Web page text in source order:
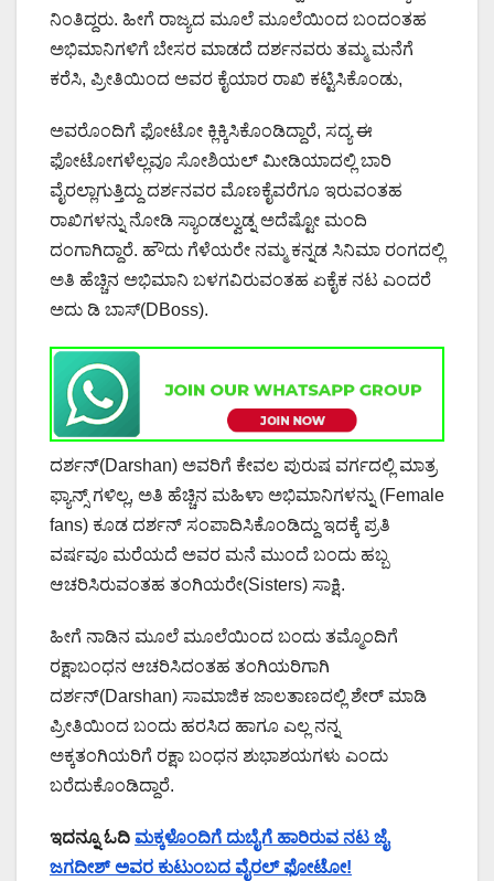
ನಿಂತಿದ್ದರು. ಹೀಗೆ ರಾಜ್ಯದ ಮೂಲೆ ಮೂಲೆಯಿಂದ ಬಂದಂತಹ
ಅಭಿಮಾನಿಗಳಿಗೆ ಬೇಸರ ಮಾಡದೆ ದರ್ಶನವರು ತಮ್ಮ ಮನೆಗೆ
ಕರೆಸಿ, ಪ್ರೀತಿಯಿಂದ ಅವರ ಕೈಯಾರ ರಾಖಿ ಕಟ್ಟಿಸಿಕೊಂಡು,
ಅವರೊಂದಿಗೆ ಫೋಟೋ ಕ್ಲಿಕ್ಕಿಸಿಕೊಂಡಿದ್ದಾರೆ, ಸದ್ಯ ಈ
ಫೋಟೋಗಳೆಲ್ಲವೂ ಸೋಶಿಯಲ್ ಮೀಡಿಯಾದಲ್ಲಿ ಬಾರಿ
ವೈರಲ್ಲಾಗುತ್ತಿದ್ದು ದರ್ಶನವರ ಮೊಣಕೈವರೆಗೂ ಇರುವಂತಹ
ರಾಖಿಗಳನ್ನು ನೋಡಿ ಸ್ಯಾಂಡಲ್ವುಡ್ನ ಅದೆಷ್ಟೋ ಮಂದಿ
ದಂಗಾಗಿದ್ದಾರೆ. ಹೌದು ಗೆಳೆಯರೇ ನಮ್ಮ ಕನ್ನಡ ಸಿನಿಮಾ ರಂಗದಲ್ಲಿ
ಅತಿ ಹೆಚ್ಚಿನ ಅಭಿಮಾನಿ ಬಳಗವಿರುವಂತಹ ಏಕೈಕ ನಟ ಎಂದರೆ
ಅದು ಡಿ ಬಾಸ್(DBoss).
ದರ್ಶನ್(Darshan) ಅವರಿಗೆ ಕೇವಲ ಪುರುಷ ವರ್ಗದಲ್ಲಿ ಮಾತ್ರ
ಫ್ಯಾನ್ಸ್ ಗಳಿಲ್ಲ, ಅತಿ ಹೆಚ್ಚಿನ ಮಹಿಳಾ ಅಭಿಮಾನಿಗಳನ್ನು (Female
fans) ಕೂಡ ದರ್ಶನ್ ಸಂಪಾದಿಸಿಕೊಂಡಿದ್ದು ಇದಕ್ಕೆ ಪ್ರತಿ
ವರ್ಷವೂ ಮರೆಯದೆ ಅವರ ಮನೆ ಮುಂದೆ ಬಂದು ಹಬ್ಬ
ಆಚರಿಸಿರುವಂತಹ ತಂಗಿಯರೇ(Sisters) ಸಾಕ್ಷಿ.
ಹೀಗೆ ನಾಡಿನ ಮೂಲೆ ಮೂಲೆಯಿಂದ ಬಂದು ತಮ್ಮೊಂದಿಗೆ
ರಕ್ಷಾಬಂಧನ ಆಚರಿಸಿದಂತಹ ತಂಗಿಯರಿಗಾಗಿ
ದರ್ಶನ್(Darshan) ಸಾಮಾಜಿಕ ಜಾಲತಾಣದಲ್ಲಿ ಶೇರ್ ಮಾಡಿ
ಪ್ರೀತಿಯಿಂದ ಬಂದು ಹರಸಿದ ಹಾಗೂ ಎಲ್ಲ ನನ್ನ
ಅಕ್ಕತಂಗಿಯರಿಗೆ ರಕ್ಷಾ ಬಂಧನ ಶುಭಾಶಯಗಳು ಎಂದು
ಬರೆದುಕೊಂಡಿದ್ದಾರೆ.
ಇದನ್ನೂ ಓದಿ ಮಕ್ಕಳೊಂದಿಗೆ ದುಬೈಗೆ ಹಾರಿರುವ ನಟ ಜೈ
ಜಗದೀಶ್ ಅವರ ಕುಟುಂಬದ ವೈರಲ್ ಫೋಟೋ!